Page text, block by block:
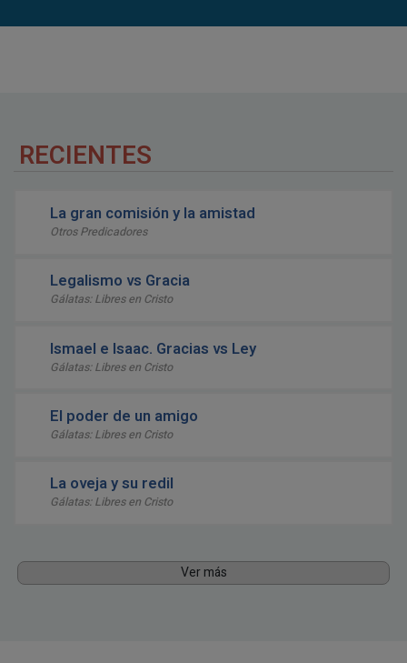
RECIENTES
La gran comisión y la amistad
Otros Predicadores
Legalismo vs Gracia
Gálatas: Libres en Cristo
Ismael e Isaac. Gracias vs Ley
Gálatas: Libres en Cristo
El poder de un amigo
Gálatas: Libres en Cristo
La oveja y su redil
Gálatas: Libres en Cristo
Ver más